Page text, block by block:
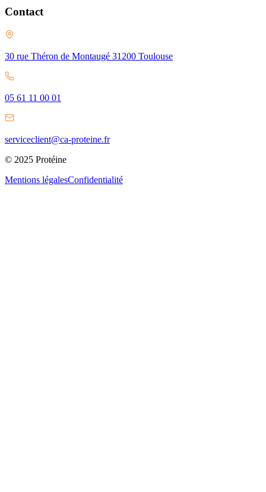
Contact
30 rue Théron de Montaugé 31200 Toulouse
05 61 11 00 01
serviceclient@ca-proteine.fr
© 2025 Protéine
Mentions légalesConfidentialité